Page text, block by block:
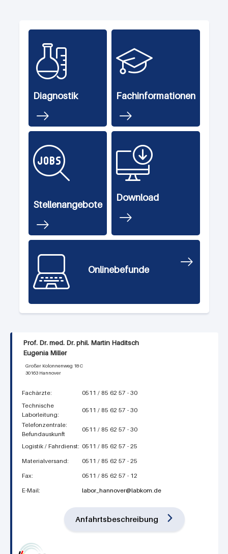
Diagnostik Fachinformationen
Stellenangebote
Download
Onlinebefunde
Prof. Dr. med. Dr. phil. Martin Haditsch
Eugenia Miller
Großer Kolonnenweg 18 C
30163 Hannover
Fachärzte:
0511 / 85 62 57 - 30
Technische
Laborleitung:
0511 / 85 62 57 - 30
Telefonzentrale:
Befundauskunft
0511 / 85 62 57 - 30
Logistik / Fahrdienst: 0511 / 85 62 57 - 25
Materialversand: 0511 / 85 62 57 - 25
Fax: 0511 / 85 62 57 - 12
E-Mail: labor_hannover@labkom.de
Anfahrtsbeschreibung